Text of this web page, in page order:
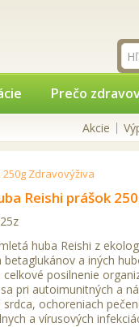
Prečo
Akcie
Zdravovýživa
Reishi prášok
huba Reishi z
a iných
celkové posilnenie
pri autoimunitných a
srdca, ochoreniach
a vírusových